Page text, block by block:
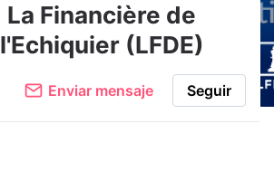
La Financière de
l'Echiquier (LFDE)
Enviar mensaje Seguir